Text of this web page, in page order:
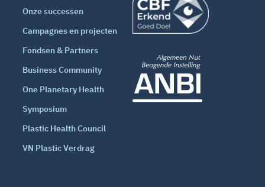
Onze successen
Campagnes en projecten
Fondsen & Partners
Business Community
One Planetary Health
Symposium
Plastic Health Council
VN Plastic Verdrag